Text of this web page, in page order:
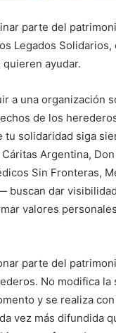
parte del
Legados
ayudar.
a una organización
de los
tu solidaridad siga
Argentina,
Sin Fronteras,
buscan dar
valores
parte del
No modifica
y se realiza
vez más difundida